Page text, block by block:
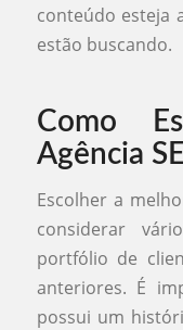
conteúdo esteja
estão buscando.
Como
Agência
Escolher a
considerar
portfólio de
anteriores. É
possui um